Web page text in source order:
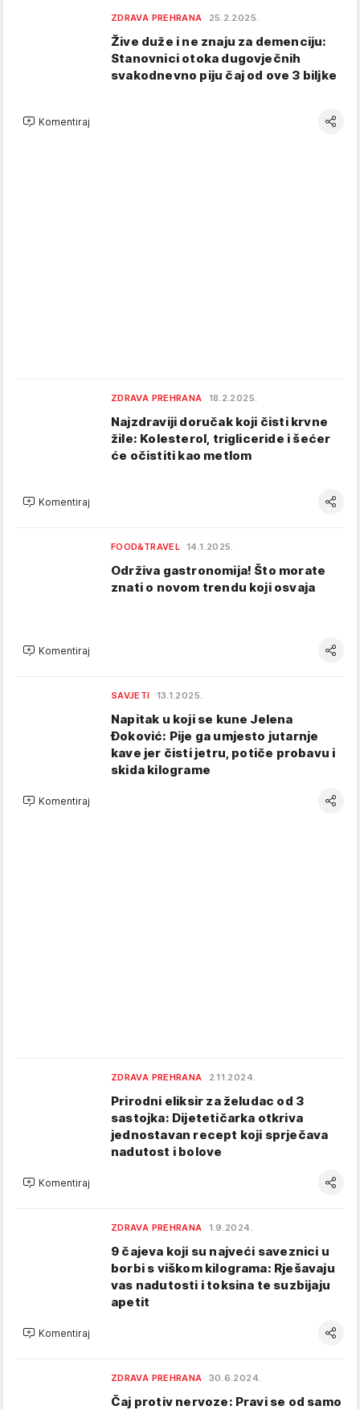
ZDRAVA PREHRANA 25.2.2025.
Žive duže i ne znaju za demenciju:
Stanovnici otoka dugovječnih
svakodnevno piju čaj od ove 3 biljke
Komentiraj
ZDRAVA PREHRANA 18.2.2025.
Najzdraviji doručak koji čisti krvne
žile: Kolesterol, trigliceride i šećer
će očistiti kao metlom
Komentiraj
FOOD&TRAVEL 14.1.2025.
Održiva gastronomija! Što morate
znati o novom trendu koji osvaja
Komentiraj
SAVJETI 13.1.2025.
Napitak u koji se kune Jelena
Đoković: Pije ga umjesto jutarnje
kave jer čisti jetru, potiče probavu i
skida kilograme
Komentiraj
ZDRAVA PREHRANA 2.11.2024.
Prirodni eliksir za želudac od 3
sastojka: Dijetetičarka otkriva
jednostavan recept koji sprječava
nadutost i bolove
Komentiraj
ZDRAVA PREHRANA 1.9.2024.
9 čajeva koji su najveći saveznici u
borbi s viškom kilograma: Rješavaju
vas nadutosti i toksina te suzbijaju
apetit
Komentiraj
ZDRAVA PREHRANA 30.6.2024.
Čaj protiv nervoze: Pravi se od samo